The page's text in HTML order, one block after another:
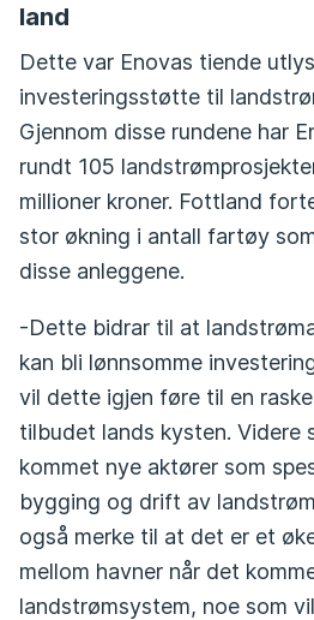
land
Dette var Enovas tiende
investeringsstøtte til
Gjennom disse rundene har
rundt 105
millioner kroner. Fottland
stor økning i antall fartøy
disse anleggene.
-Dette bidrar til at
kan bli lønnsomme
vil dette igjen føre til en
tilbudet lands kysten. Videre
kommet nye aktører som
bygging og drift av
også merke til at det er et
mellom havner når det
landstrømsystem, noe som